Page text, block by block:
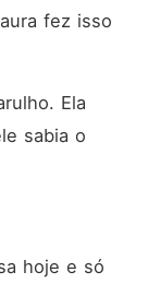
fez isso
Ela
sabia o
hoje e só